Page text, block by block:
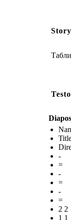
-
=
-
=
-
=
2 2
1 1